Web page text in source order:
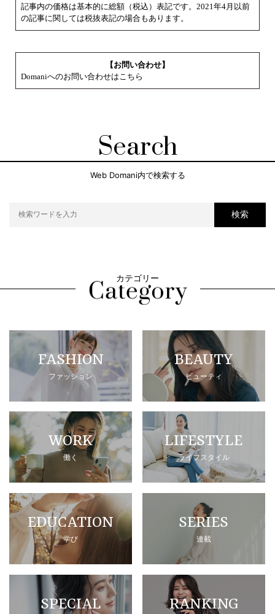
記事内の価格は基本的に総額（税込）表記です。2021年4月以前
の記事に関しては税抜表記の場合もあります。
【お問い合わせ】
Domaniへのお問い合わせはこちら
Search
Web Domani内で検索する
検索
カテゴリー
FASHION
ファッション
BEAUTY
ビューティ
WORK
働く
LIFESTYLE
ライフスタイル
EDUCATION
学び
SERIES
連載
SPECIAL RANKING